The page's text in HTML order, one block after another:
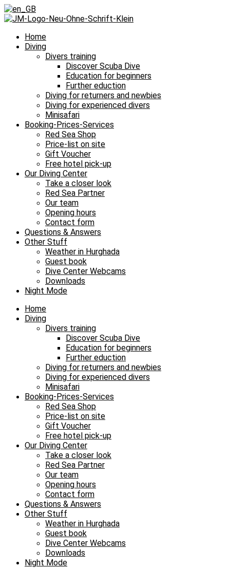
Home
Diving
Divers training
Discover Scuba Dive
Education for beginners
Further eduction
Diving for returners and newbies
Diving for experienced divers
Minisafari
Booking-Prices-Services
Red Sea Shop
Price-list on site
Gift Voucher
Free hotel pick-up
Our Diving Center
Take a closer look
Red Sea Partner
Our team
Opening hours
Contact form
Questions & Answers
Other Stuff
Weather in Hurghada
Guest book
Dive Center Webcams
Downloads
Night Mode
Home
Diving
Divers training
Discover Scuba Dive
Education for beginners
Further eduction
Diving for returners and newbies
Diving for experienced divers
Minisafari
Booking-Prices-Services
Red Sea Shop
Price-list on site
Gift Voucher
Free hotel pick-up
Our Diving Center
Take a closer look
Red Sea Partner
Our team
Opening hours
Contact form
Questions & Answers
Other Stuff
Weather in Hurghada
Guest book
Dive Center Webcams
Downloads
Night Mode